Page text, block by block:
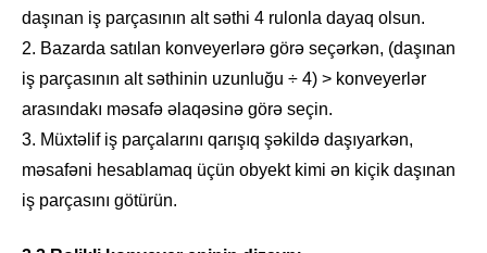
daşınan iş parçasının alt səthi 4 rulonla dayaq olsun.
2. Bazarda satılan konveyerlərə görə seçərkən, (daşınan
iş parçasının alt səthinin uzunluğu ÷ 4) > konveyerlər
arasındakı məsafə əlaqəsinə görə seçin.
3. Müxtəlif iş parçalarını qarışıq şəkildə daşıyarkən,
məsafəni hesablamaq üçün obyekt kimi ən kiçik daşınan
iş parçasını götürün.